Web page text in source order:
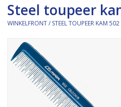
Kaaral
Merken
Steel toupeer
WINKELFRONT/ STEEL TOUPEER KAM 502